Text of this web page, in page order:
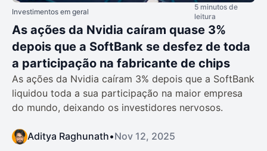
Investimentos em geral
5 minutos de
leitura
As ações da Nvidia caíram quase 3%
depois que a SoftBank se desfez de toda
a participação na fabricante de chips
As ações da Nvidia caíram 3% depois que a SoftBank
liquidou toda a sua participação na maior empresa
do mundo, deixando os investidores nervosos.
Aditya Raghunath•Nov 12, 2025